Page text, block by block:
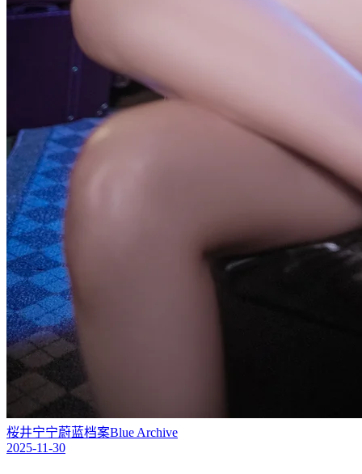
桜井宁宁蔚蓝档案Blue Archive
2025-11-30